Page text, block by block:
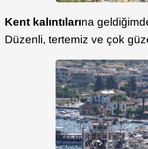
Kent kalıntılarına
Düzenli, tertemiz ve çok